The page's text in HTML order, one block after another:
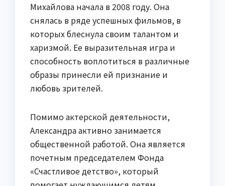
Михайлова начала в 2008 году. Она
снялась в ряде успешных фильмов, в
которых блеснула своим талантом и
харизмой. Ее выразительная игра и
способность воплотиться в различные
образы принесли ей признание и
любовь зрителей.
Помимо актерской деятельности,
Александра активно занимается
общественной работой. Она является
почетным председателем Фонда
«Счастливое детство», который